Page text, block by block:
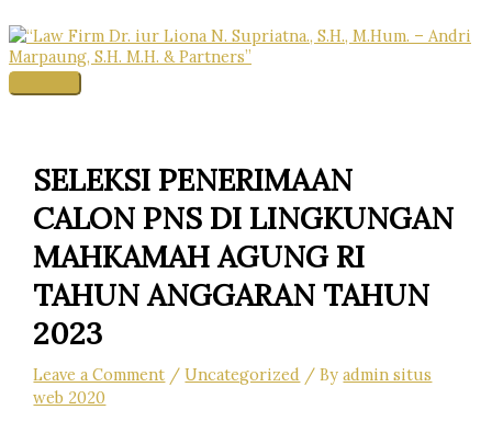
to
content
Main
SELEKSI PENERIMAAN
CALON PNS DI LINGKUNGAN
MAHKAMAH AGUNG RI
TAHUN ANGGARAN TAHUN
2023
Leave a Comment /Uncategorized / Byadmin situs
web 2020